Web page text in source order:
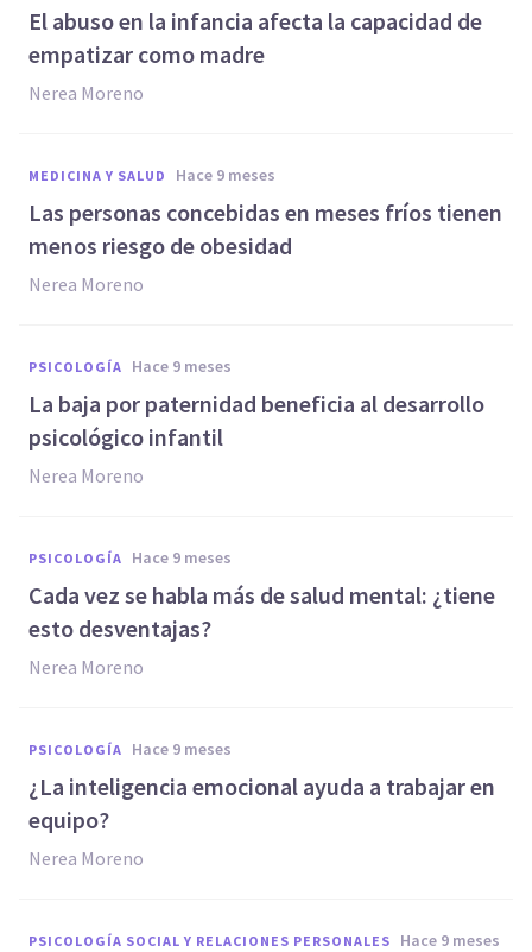
El abuso en la infancia afecta la capacidad de
empatizar como madre
Nerea Moreno
MEDICINA Y SALUD hace 9 meses
Las personas concebidas en meses fríos tienen
menos riesgo de obesidad
Nerea Moreno
PSICOLOGÍA hace 9 meses
La baja por paternidad beneficia al desarrollo
psicológico infantil
Nerea Moreno
PSICOLOGÍA hace 9 meses
Cada vez se habla más de salud mental: ¿tiene
esto desventajas?
Nerea Moreno
PSICOLOGÍA hace 9 meses
¿La inteligencia emocional ayuda a trabajar en
equipo?
Nerea Moreno
PSICOLOGÍA SOCIAL Y RELACIONES PERSONALES hace 9 meses